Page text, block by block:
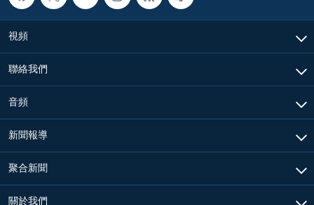
視頻
聯絡我們
音頻
新聞報導
聚合新聞
關於我們